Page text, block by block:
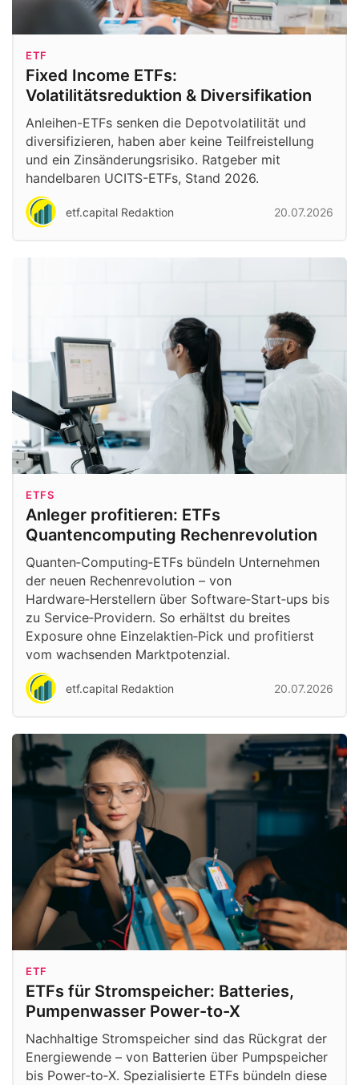
ETF
Fixed Income ETFs:
Volatilitätsreduktion & Diversifikation
Anleihen-ETFs senken die Depotvolatilität und
diversifizieren, haben aber keine Teilfreistellung
und ein Zinsänderungsrisiko. Ratgeber mit
handelbaren UCITS-ETFs, Stand 2026.
etf.capital Redaktion 20.07.2026
ETFS
Anleger profitieren: ETFs
Quantencomputing Rechenrevolution
Quanten‑Computing‑ETFs bündeln Unternehmen
der neuen Rechenrevolution – von
Hardware‑Herstellern über Software‑Start‑ups bis
zu Service‑Providern. So erhältst du breites
Exposure ohne Einzelaktien‑Pick und profitierst
vom wachsenden Marktpotenzial.
etf.capital Redaktion 20.07.2026
ETF
ETFs für Stromspeicher: Batteries,
Pumpenwasser Power-to-X
Nachhaltige Stromspeicher sind das Rückgrat der
Energiewende – von Batterien über Pumpspeicher
bis Power‑to‑X. Spezialisierte ETFs bündeln diese